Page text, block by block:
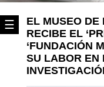
☰
EL MUSEO DE
RECIBE EL
‘FUNDACIÓN
SU LABOR EN